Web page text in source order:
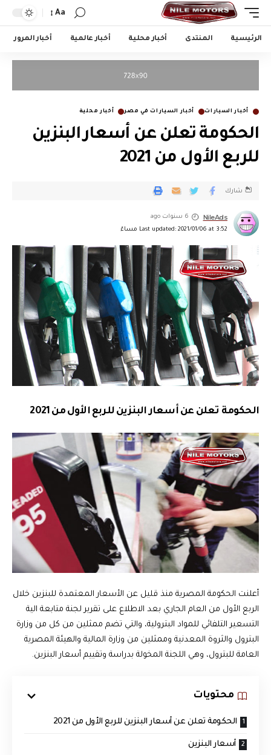
Aa
الرئيسية المنتدى أخبار محلية أخبار عالمية أخبار المرور
أخبار السيارات أخبار السيارات في مصر أخبار محلية
الحكومة تعلن عن أسعار البنزين
للربع الأول من 2021
Last updated: 2021/01/06 at 3:52 مساءً
NileAds 6 سنوات ago
شارك
الحكومة تعلن عن أسعار البنزين للربع الأول من 2021
أعلنت الحكومة المصرية منذ قليل عن الأسعار المعتمدة للبنزين خلال
الربع الأول من العام الجاري بعد الاطلاع على تقرير لجنة متابعة الية
التسعير التلفائي للمواد البترولية، والتي تضم ممثلين من كل من وزارة
البترول والثروة المعدنية وممثلين من وزارة المالية والهيئة المصرية
العامة للبترول، وهي اللجنة المخولة بدراسة وتقييم أسعار البنزين.
محتويات
الحكومة تعلن عن أسعار البنزين للربع الأول من 2021
أسعار البنزين